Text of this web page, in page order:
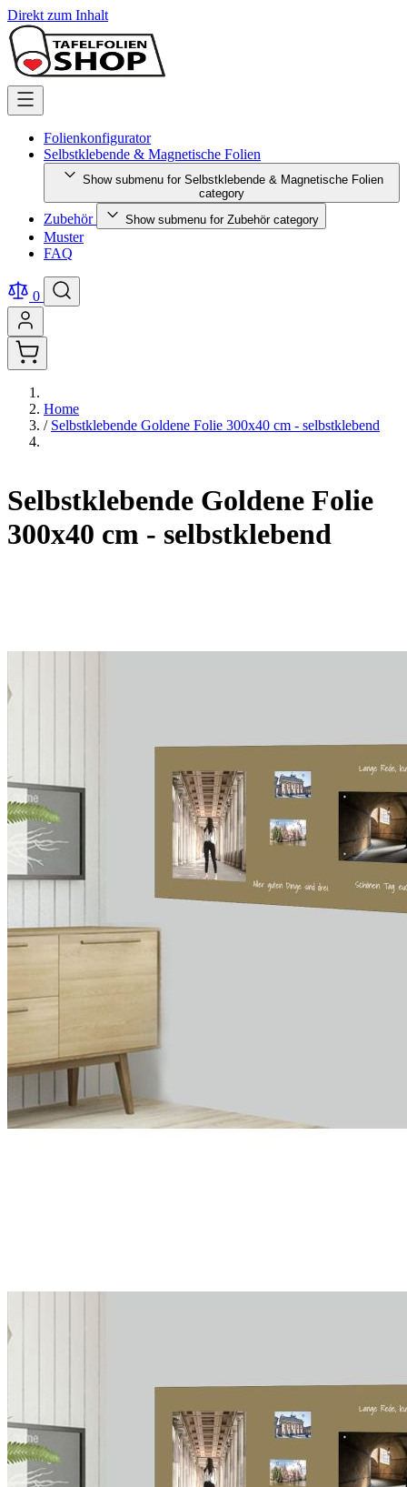
Direkt zum Inhalt
Folienkonfigurator
Selbstklebende & Magnetische Folien
Show submenu for Selbstklebende & Magnetische Folien
category
Zubehör Show submenu for Zubehör category
Muster
FAQ
0
Home
/ Selbstklebende Goldene Folie 300x40 cm - selbstklebend
Selbstklebende Goldene Folie
300x40 cm - selbstklebend